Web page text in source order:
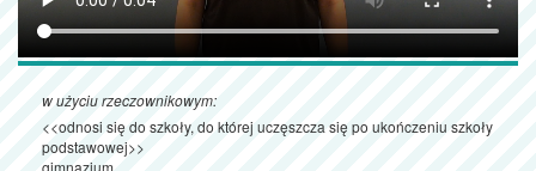
w użyciu rzeczownikowym:
<<odnosi się do szkoły, do której uczęszcza się po ukończeniu szkoły
podstawowej>>